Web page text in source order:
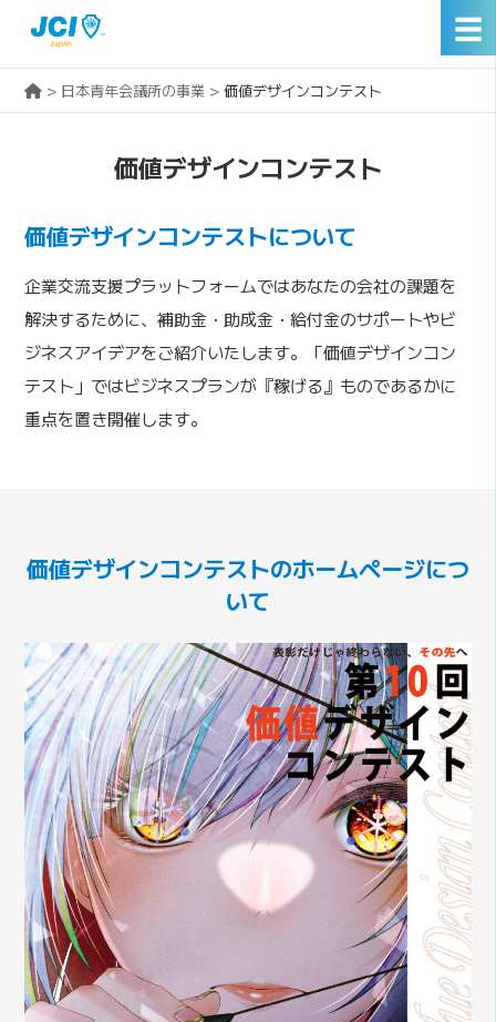
☰
> 日本青年会議所の事業 > 価値デザインコンテスト
価値デザインコンテスト
価値デザインコンテストについて
企業交流支援プラットフォームではあなたの会社の課題を
解決するために、補助金・助成金・給付金のサポートやビ
ジネスアイデアをご紹介いたします。「価値デザインコン
テスト」ではビジネスプランが『稼げる』ものであるかに
重点を置き開催します。
価値デザインコンテストのホームページにつ
いて